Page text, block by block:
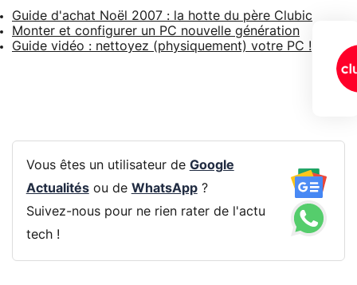
Guide d'achat Noël 2007 : la hotte du père Clubic
Monter et configurer un PC nouvelle génération
Guide vidéo : nettoyez (physiquement) votre PC !
Vous êtes un utilisateur de Google
Actualitésou de WhatsApp?
Suivez-nous pour ne rien rater de l'actu
tech !